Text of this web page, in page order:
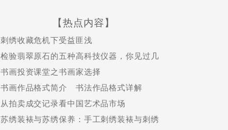
【热点内容】
刺绣收藏危机下受益匪浅
检验翡翠原石的五种高科技仪器，你见过几
书画投资课堂之书画家选择
书画作品格式简介 书法作品格式详解
从拍卖成交记录看中国艺术品市场
苏绣装裱与苏绣保养：手工刺绣装裱与刺绣